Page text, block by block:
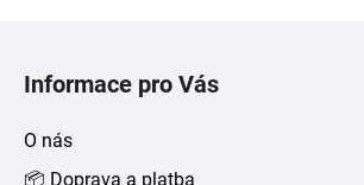
Informace pro Vás
O nás
📦 Doprava a platba